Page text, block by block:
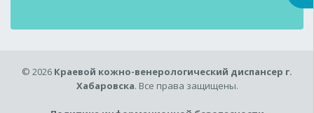
© 2026 Краевой кожно-венерологический диспансер г.
Хабаровска. Все права защищены.